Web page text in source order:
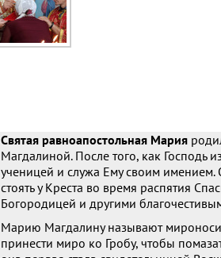
Святая равноапостольная Мария
Магдалиной. После того, как Господь
ученицей и служа Ему своим имением.
стоять у Креста во время распятия
Богородицей и другими
Марию Магдалину называют
принести миро ко Гробу, чтобы